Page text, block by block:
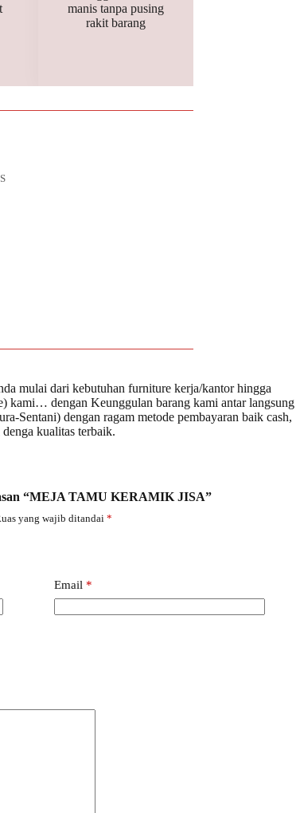
manis tanpa pusing
rakit barang
mulai dari kebutuhan furniture kerja/kantor hingga
kami… dengan Keunggulan barang kami antar langsung
dengan ragam metode pembayaran baik cash,
kualitas terbaik.
“MEJA TAMU KERAMIK JISA”
yang wajib ditandai*
Email*